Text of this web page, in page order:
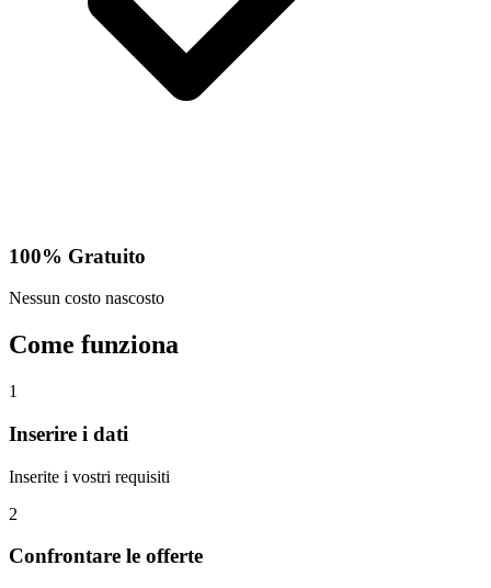
100% Gratuito
Nessun costo nascosto
Come funziona
1
Inserire i dati
Inserite i vostri requisiti
2
Confrontare le offerte